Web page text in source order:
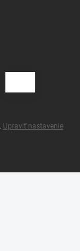
Upraviť nastavenie